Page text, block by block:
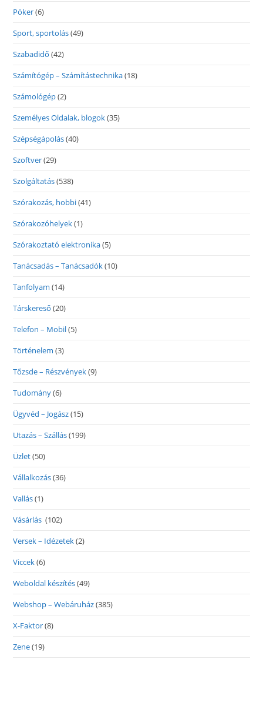
Póker(6)
Sport, sportolás(49)
Szabadidő (42)
Számítógép – Számítástechnika(18)
Számológép(2)
Személyes Oldalak, blogok(35)
Szépségápolás(40)
Szoftver(29)
Szolgáltatás(538)
Szórakozás, hobbi(41)
Szórakozóhelyek(1)
Szórakoztató elektronika(5)
Tanácsadás – Tanácsadók(10)
Tanfolyam (14)
Társkereső (20)
Telefon – Mobil(5)
Történelem (3)
Tőzsde – Részvények(9)
Tudomány(6)
Ügyvéd – Jogász(15)
Utazás – Szállás(199)
Üzlet(50)
Vállalkozás(36)
Vallás(1)
Vásárlás (102)
Versek – Idézetek(2)
Viccek(6)
Weboldal készítés(49)
Webshop – Webáruház(385)
X-Faktor(8)
Zene(19)